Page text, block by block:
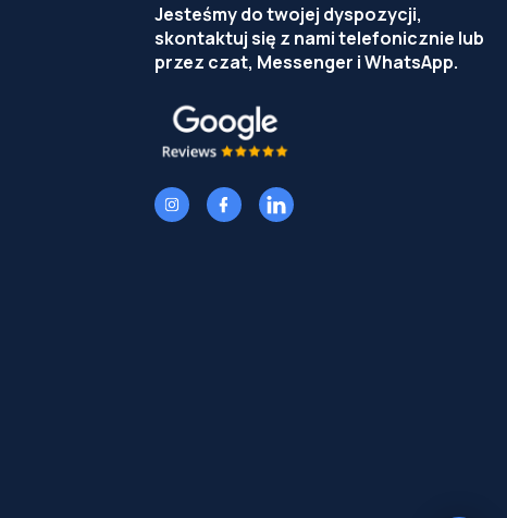
Jesteśmy do twojej dyspozycji,
skontaktuj się z nami telefonicznie lub
przez czat, Messenger i WhatsApp.